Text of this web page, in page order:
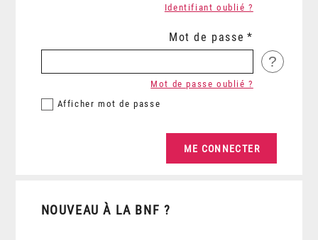
Identifiant oublié ?
Mot de passe
?
Afficher mot de passe
Mot de passe oublié ?
NOUVEAU À LA BNF ?